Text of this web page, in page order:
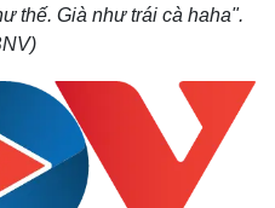
Tiêu dùng
Tỷ giá
Chứng khoán
Giá cà phê
thế. Già như trái cà haha".